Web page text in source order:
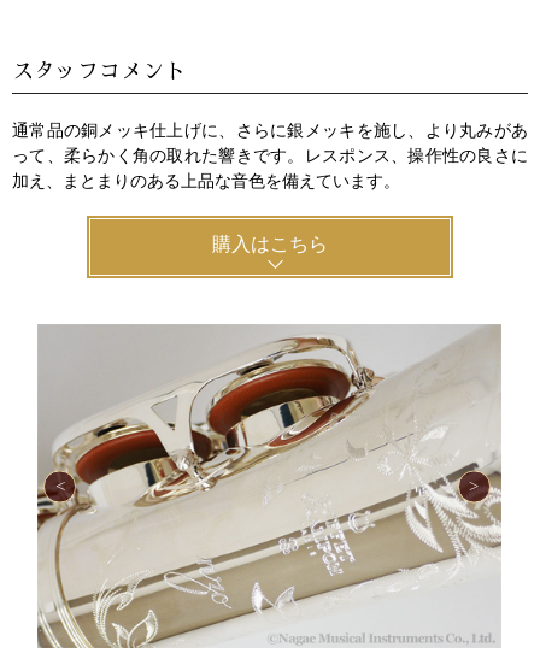
スタッフコメント
通常品の銅メッキ仕上げに、さらに銀メッキを施し、より丸みがあ
って、柔らかく角の取れた響きです。レスポンス、操作性の良さに
加え、まとまりのある上品な音色を備えています。
購入はこちら